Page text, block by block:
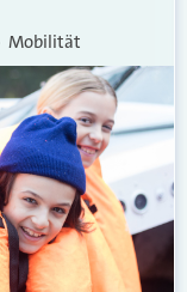
Mobilität